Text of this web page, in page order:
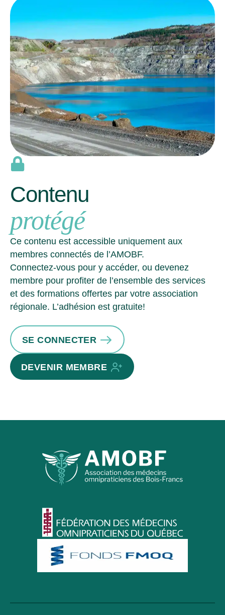
Contenu
protégé
Ce contenu est accessible uniquement aux
membres connectés de l’AMOBF.
Connectez-vous pour y accéder, ou devenez
membre pour profiter de l’ensemble des services
et des formations offertes par votre association
régionale. L’adhésion est gratuite!
SE CONNECTER
DEVENIR MEMBRE